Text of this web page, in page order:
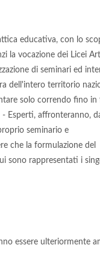
educativa, con lo
la vocazione dei Licei
di seminari ed
dell'intero territorio
solo correndo fino in
Esperti, affronteranno,
seminario e
che la formulazione del
sono rappresentati i
essere ulteriormente